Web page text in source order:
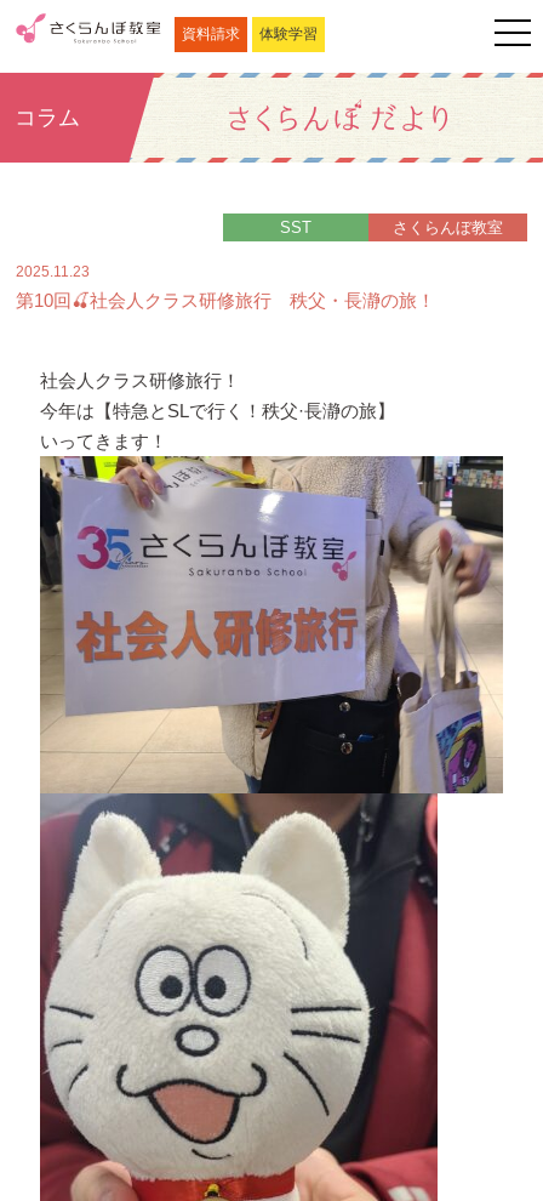
資料請求 体験学習
コラム
さくらんぼ教室
SST
2025.11.23
第10回🍒社会人クラス研修旅行 秩父・長瀞の旅！
社会人クラス研修旅行！
今年は【特急とSLで行く！秩父·長瀞の旅】
いってきます！